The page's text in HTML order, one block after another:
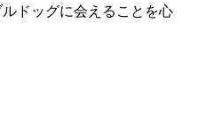
ドッグに会えることを心